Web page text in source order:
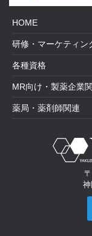
HOME
研修・マーケティン
各種資格
MR向け・製薬企業
薬局・薬剤師関連